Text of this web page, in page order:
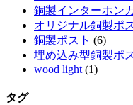
銅製インターホン
オリジナル銅製ポ
銅製ポスト (6)
埋め込み型銅製ポ
wood light (1)
タグ